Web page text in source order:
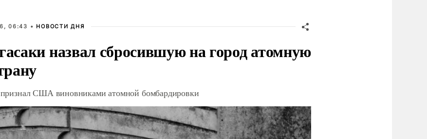
06:43 • НОВОСТИ ДНЯ
назвал сбросившую на город атомную
США виновниками атомной бомбардировки